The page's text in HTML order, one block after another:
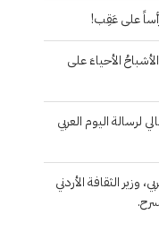
على عَقِب!
الأحياءَ على
لرسالة اليوم العربي
وزير الثقافة الأردني